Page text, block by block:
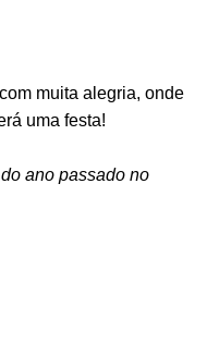
muita alegria, onde
uma festa!
ano passado no